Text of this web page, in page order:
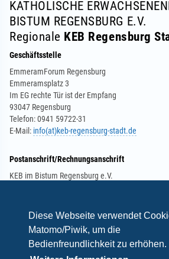
Diese Webseite verwendet
Matomo/Piwik, um die
Bedienfreundlichkeit zu erhöhen.
KATHOLISCHE
BISTUM REGENSBURG E.V.
Regionale KEB Regensburg
Geschäftsstelle
EmmeramForum Regensburg
Emmeramsplatz 3
Im EG rechte Tür ist der Empfang
93047 Regensburg
Telefon: 0941 59722-31
E-Mail: info(at)keb-regensburg-stadt.de
Postanschrift/Rechnungsanschrift
KEB im Bistum Regensburg e.V.
93047 Regensburg